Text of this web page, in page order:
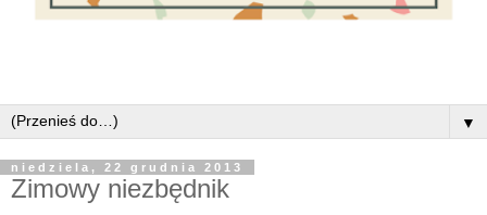
▼
niedziela, 22 grudnia 2013
Zimowy niezbędnik